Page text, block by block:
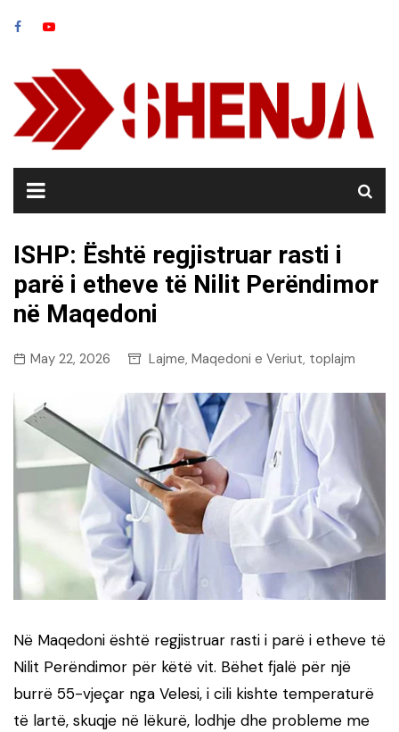
ISHP: Është regjistruar rasti i
parë i etheve të Nilit Perëndimor
në Maqedoni
May 22, 2026 Lajme, Maqedoni e Veriut, toplajm
Në Maqedoni është regjistruar rasti i parë i etheve të
Nilit Perëndimor për këtë vit. Bëhet fjalë për një
burrë 55-vjeçar nga Velesi, i cili kishte temperaturë
të lartë, skuqje në lëkurë, lodhje dhe probleme me